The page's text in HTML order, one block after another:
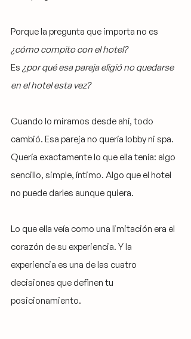
Porque la pregunta que importa no es
¿cómo compito con el hotel?
Es ¿por qué esa pareja eligió no quedarse
en el hotel esta vez?
Cuando lo miramos desde ahí, todo
cambió. Esa pareja no quería lobby ni spa.
Quería exactamente lo que ella tenía: algo
sencillo, simple, íntimo. Algo que el hotel
no puede darles aunque quiera.
Lo que ella veía como una limitación era el
corazón de su experiencia. Y la
experiencia es una de las cuatro
decisiones que definen tu
posicionamiento.